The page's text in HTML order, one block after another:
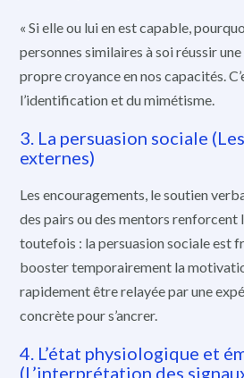
« Si elle ou lui en est capable,
personnes similaires à soi réussir
propre croyance en nos capacités.
l’identification et du mimétisme.
3. La persuasion sociale
externes)
Les encouragements, le soutien
des pairs ou des mentors renforcent
toutefois : la persuasion sociale est
booster temporairement la
rapidement être relayée par une
concrète pour s’ancrer.
4. L’état physiologique et
(L’interprétation des